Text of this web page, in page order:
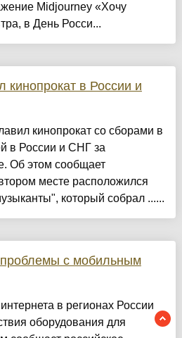
Midjourney «Хочу
в День Росси...
кинопрокат в России и
кинопрокат со сборами в
в России и СНГ за
Об этом сообщает
месте расположился
который собрал ......
с мобильным
в регионах России
оборудования для